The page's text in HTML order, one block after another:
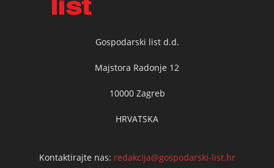
Gospodarski list d.d.
Majstora Radonje 12
10000 Zagreb
HRVATSKA
Kontaktirajte nas: redakcija@gospodarski-list.hr